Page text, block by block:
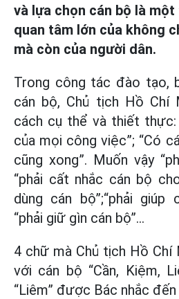
và lựa chọn cán bộ là
quan tâm lớn của không
mà còn của người dân.
Trong công tác đào tạo,
cán bộ, Chủ tịch Hồ Chí
cách cụ thể và thiết thực:
của mọi công việc”; “Có
cũng xong”. Muốn vậy
“phải cất nhắc cán bộ
dùng cán bộ”;“phải giúp
“phải giữ gìn cán bộ”…
4 chữ mà Chủ tịch Hồ Chí
với cán bộ “Cần, Kiệm,
“Liêm” được Bác nhắc đến